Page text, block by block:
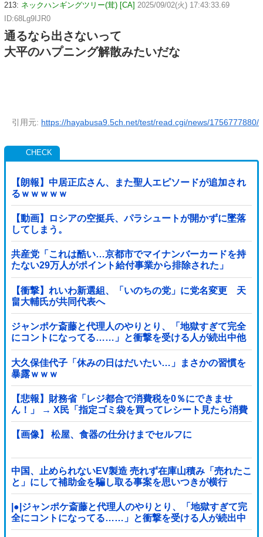
213: ネックハンギングツリー(茸) [CA] 2025/09/02(火) 17:43:33.69
ID:68Lg9IJR0
通るなら出さないって
大平のハプニング解散みたいだな
引用元: https://hayabusa9.5ch.net/test/read.cgi/news/1756777880/
【朗報】中居正広さん、また聖人エピソードが追加され
るｗｗｗｗｗ
【動画】ロシアの空挺兵、パラシュートが開かずに墜落
してしまう。
共産党「これは酷い…京都市でマイナンバーカードを持
たない29万人がポイント給付事業から排除された」
【衝撃】れいわ新選組、「いのちの党」に党名変更 天
畠大輔氏が共同代表へ
ジャンポケ斎藤と代理人のやりとり、「地獄すぎて完全
にコントになってる……」と衝撃を受ける人が続出中他
大久保佳代子「休みの日はだいたい…」まさかの習慣を
暴露ｗｗｗ
【悲報】財務省「レジ都合で消費税を0％にできませ
ん！」 → X民「指定ゴミ袋を買ってレシート見たら消費
税はゼロになるんだけど？」ｗｗｗｗｗｗｗｗｗｗｗｗ
ｗｗ
【画像】 松屋、食器の仕分けまでセルフに
中国、止められないEV製造 売れず在庫山積み「売れたこ
と」にして補助金を騙し取る事案を思いつきが横行
|●|ジャンポケ斎藤と代理人のやりとり、「地獄すぎて完
全にコントになってる……」と衝撃を受ける人が続出中